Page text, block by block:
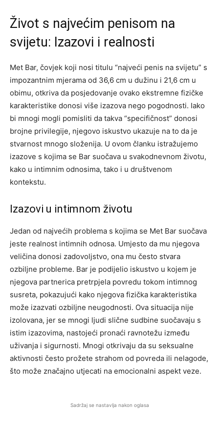
Život s najvećim penisom na
svijetu: Izazovi i realnosti
Met Bar, čovjek koji nosi titulu “najveći penis na svijetu” s
impozantnim mjerama od 36,6 cm u dužinu i 21,6 cm u
obimu, otkriva da posjedovanje ovako ekstremne fizičke
karakteristike donosi više izazova nego pogodnosti. Iako
bi mnogi mogli pomisliti da takva “specifičnost” donosi
brojne privilegije, njegovo iskustvo ukazuje na to da je
stvarnost mnogo složenija. U ovom članku istražujemo
izazove s kojima se Bar suočava u svakodnevnom životu,
kako u intimnim odnosima, tako i u društvenom
kontekstu.
Izazovi u intimnom životu
Jedan od najvećih problema s kojima se Met Bar suočava
jeste realnost intimnih odnosa. Umjesto da mu njegova
veličina donosi zadovoljstvo, ona mu često stvara
ozbiljne probleme. Bar je podijelio iskustvo u kojem je
njegova partnerica pretrpjela povredu tokom intimnog
susreta, pokazujući kako njegova fizička karakteristika
može izazvati ozbiljne neugodnosti. Ova situacija nije
izolovana, jer se mnogi ljudi slične sudbine suočavaju s
istim izazovima, nastojeći pronaći ravnotežu između
uživanja i sigurnosti. Mnogi otkrivaju da su seksualne
aktivnosti često prožete strahom od povreda ili nelagode,
što može značajno utjecati na emocionalni aspekt veze.
Sadržaj se nastavlja nakon oglasa